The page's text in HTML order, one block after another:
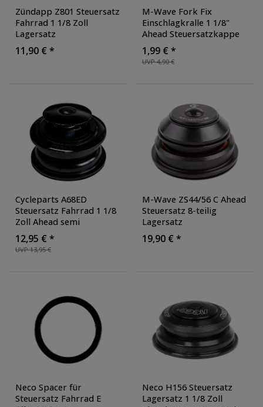
Zündapp Z801 Steuersatz
Fahrrad 1 1/8 Zoll
Lagersatz
Steuerkopflager 9-teilig E
Bike
11,90 € *
M-Wave Fork Fix
Einschlagkralle 1 1/8"
Ahead Steuersatzkappe
mit Kralle für Fahrrad
Steuersatz
schwarz
UVP 4,90 €
1,99 € *
Cycleparts A68ED
Steuersatz Fahrrad 1 1/8
Zoll Ahead semi
integriert Lagersatz
UVP 13,95 €
12,95 € *
M-Wave ZS44/56 C Ahead
Steuersatz 8-teilig
Lagersatz
Steuerkopflager Ahead-
Steuersatz Zündapp
19,90 € *
Neco Spacer für
Steuersatz Fahrrad E
Neco H156 Steuersatz
Lagersatz 1 1/8 Zoll